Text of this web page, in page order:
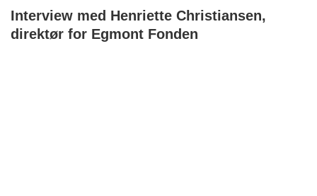
Interview med Henriette Christiansen,
direktør for Egmont Fonden